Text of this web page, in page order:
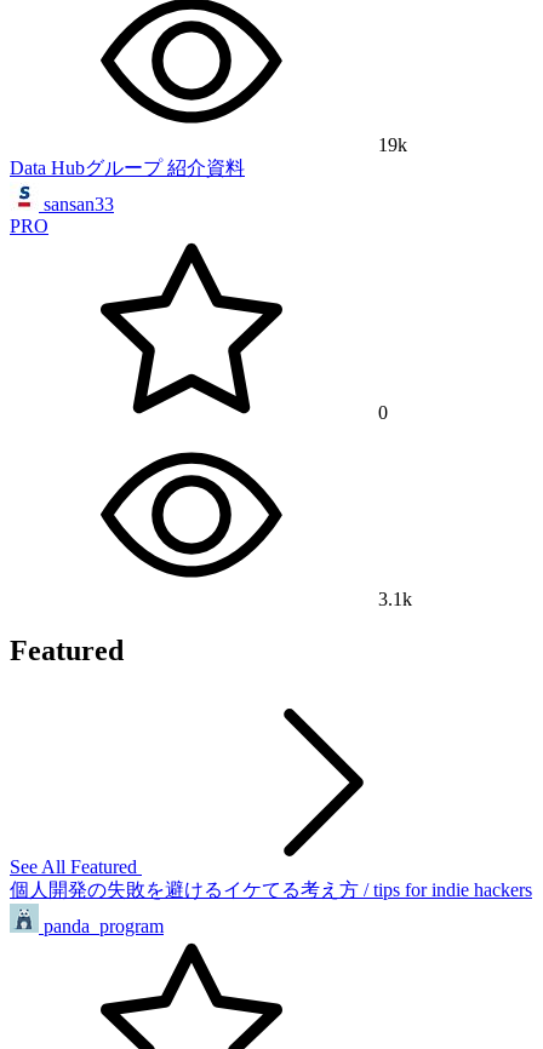
19k
Data Hubグループ 紹介資料
sansan33
PRO
0
3.1k
Featured
See All Featured
個人開発の失敗を避けるイケてる考え方 / tips for indie hackers
panda_program